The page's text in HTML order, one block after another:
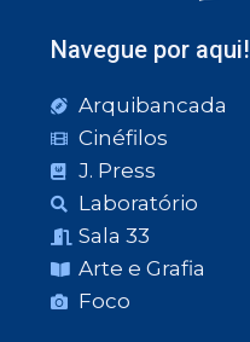
Navegue por aqui!
Arquibancada
Cinéfilos
J. Press
Laboratório
Sala 33
Arte e Grafia
Foco